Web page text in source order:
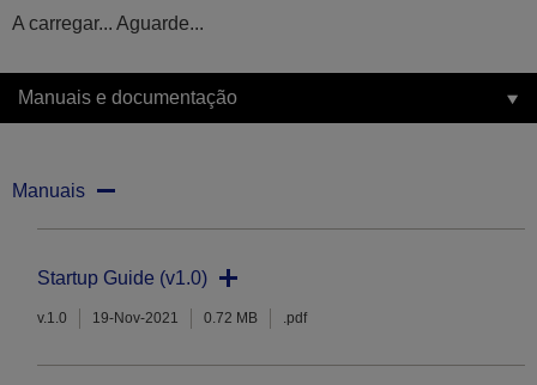
A carregar... Aguarde...
Manuais e documentação
Manuais
Startup Guide (v1.0)
v.1.0 19-Nov-2021 0.72 MB .pdf